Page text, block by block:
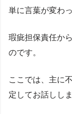
単に言葉が変わ
瑕疵担保責任か
のです。
ここでは、主に
定してお話しし